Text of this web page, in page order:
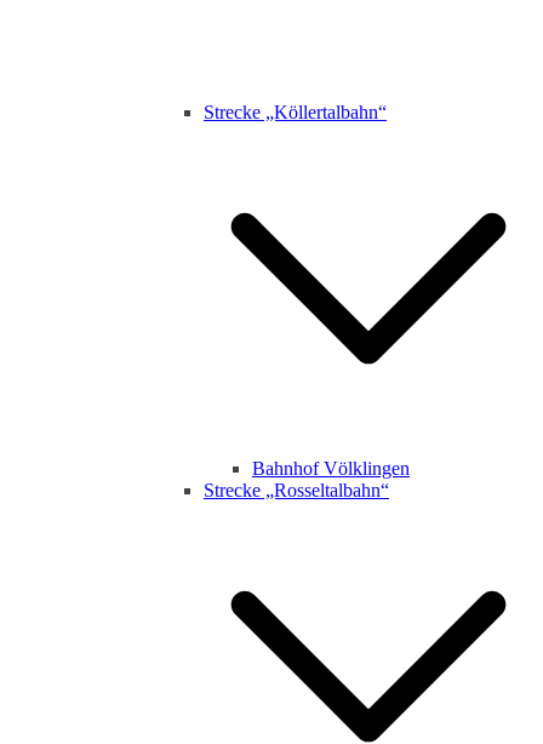
Strecke „Köllertalbahn“
Bahnhof Völklingen
Strecke „Rosseltalbahn“